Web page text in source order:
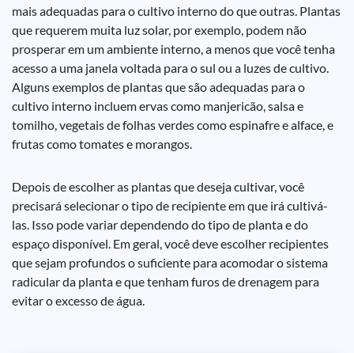
mais adequadas para o cultivo interno do que outras. Plantas
que requerem muita luz solar, por exemplo, podem não
prosperar em um ambiente interno, a menos que você tenha
acesso a uma janela voltada para o sul ou a luzes de cultivo.
Alguns exemplos de plantas que são adequadas para o
cultivo interno incluem ervas como manjericão, salsa e
tomilho, vegetais de folhas verdes como espinafre e alface, e
frutas como tomates e morangos.
Depois de escolher as plantas que deseja cultivar, você
precisará selecionar o tipo de recipiente em que irá cultivá-
las. Isso pode variar dependendo do tipo de planta e do
espaço disponível. Em geral, você deve escolher recipientes
que sejam profundos o suficiente para acomodar o sistema
radicular da planta e que tenham furos de drenagem para
evitar o excesso de água.